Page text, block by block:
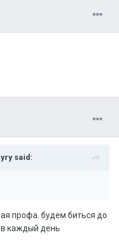
said:
профа. будем биться до
каждый день